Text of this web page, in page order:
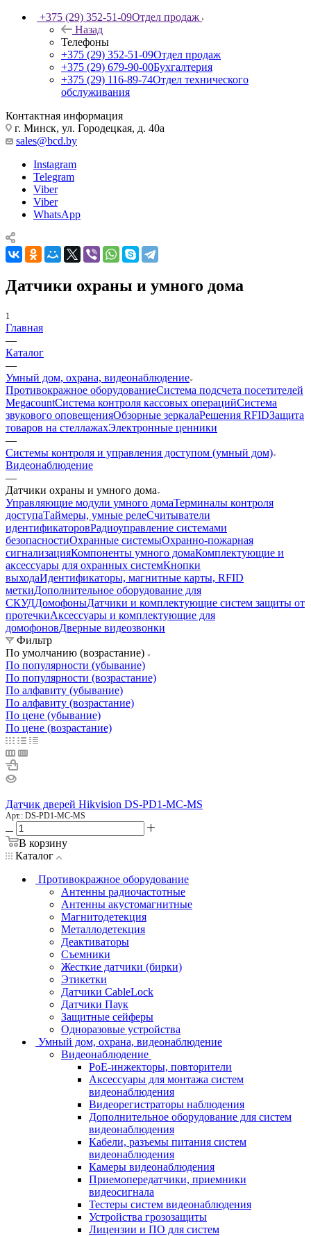
+375 (29) 352-51-09Отдел продаж
Назад
Телефоны
+375 (29) 352-51-09Отдел продаж
+375 (29) 679-90-00Бухгалтерия
+375 (29) 116-89-74Отдел технического
обслуживания
Контактная информация
г. Минск, ул. Городецкая, д. 40а
sales@bcd.by
Instagram
Telegram
Viber
Viber
WhatsApp
Датчики охраны и умного дома
1
Главная
—
Каталог
—
Умный дом, охрана, видеонаблюдение
Противокражное оборудованиеСистема подсчета посетителей
MegacountСистема контроля кассовых операцийСистема
звукового оповещенияОбзорные зеркалаРешения RFIDЗащита
товаров на стеллажахЭлектронные ценники
—
Системы контроля и управления доступом (умный дом)
Видеонаблюдение
—
Датчики охраны и умного дома
Управляющие модули умного домаТерминалы контроля
доступаТаймеры, умные релеСчитыватели
идентификаторовРадиоуправление системами
безопасностиОхранные системыОхранно-пожарная
сигнализацияКомпоненты умного домаКомплектующие и
аксессуары для охранных системКнопки
выходаИдентификаторы, магнитные карты, RFID
меткиДополнительное оборудование для
СКУДДомофоныДатчики и комплектующие систем защиты от
протечкиАксессуары и комплектующие для
домофоновДверные видеозвонки
Фильтр
По умолчанию (возрастание)
По популярности (убывание)
По популярности (возрастание)
По алфавиту (убывание)
По алфавиту (возрастание)
По цене (убывание)
По цене (возрастание)
Датчик дверей Hikvision DS-PD1-MC-MS
Арт.: DS-PD1-MC-MS
В корзину
Каталог
Противокражное оборудование
Антенны радиочастотные
Антенны акустомагнитные
Магнитодетекция
Металлодетекция
Деактиваторы
Съемники
Жесткие датчики (бирки)
Этикетки
Датчики CableLock
Датчики Паук
Защитные сейферы
Одноразовые устройства
Умный дом, охрана, видеонаблюдение
Видеонаблюдение
PoE-инжекторы, повторители
Аксессуары для монтажа систем
видеонаблюдения
Видеорегистраторы наблюдения
Дополнительное оборудование для систем
видеонаблюдения
Кабели, разъемы питания систем
видеонаблюдения
Камеры видеонаблюдения
Приемопередатчики, приемники
видеосигнала
Тестеры систем видеонаблюдения
Устройства грозозащиты
Лицензии и ПО для систем